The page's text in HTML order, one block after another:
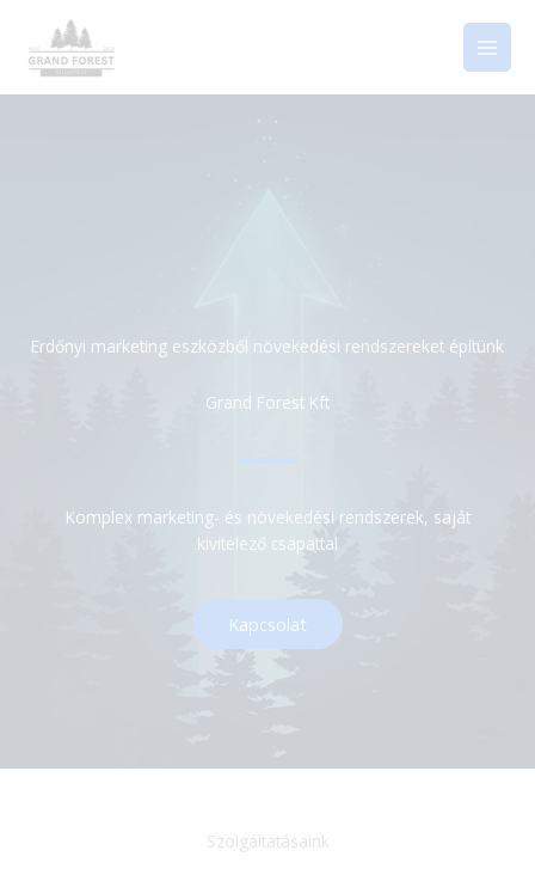
content
Erdőnyi marketing eszközből növekedési rendszereket építünk
Grand Forest Kft
Komplex marketing- és növekedési rendszerek, saját
kivitelező csapattal
Kapcsolat
Szolgáltatásaink